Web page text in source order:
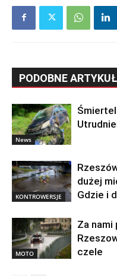
PODOBNE
News
KONTROWERSJE
dużej
Gdzie i
MOTO
Za nami
czele